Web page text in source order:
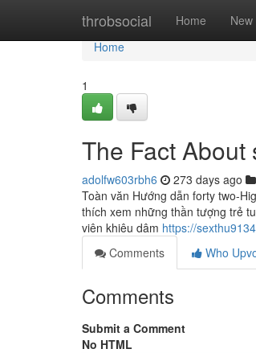
throbsocial Home New
Home
Home
1
The Fact
adolfw603rbh6 273 days ago
Toàn văn Hướng dẫn forty two-
thích xem những thần tượng trẻ
viên khiêu dâm https://
Comments
Who
Comments
Submit a Comment
No HTML